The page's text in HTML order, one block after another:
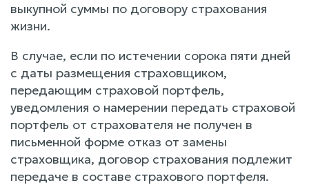
выкупной суммы по договору страхования
жизни.
В случае, если по истечении сорока пяти дней
с даты размещения страховщиком,
передающим страховой портфель,
уведомления о намерении передать страховой
портфель от страхователя не получен в
письменной форме отказ от замены
страховщика, договор страхования подлежит
передаче в составе страхового портфеля.